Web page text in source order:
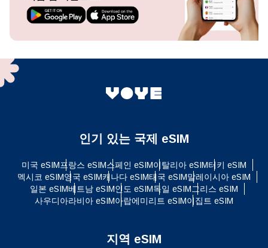
인기 있는 국제 eSIM
미국 eSIM프랑스 eSIM스페인 eSIM이탈리아 eSIM터키 eSIM
멕시코 eSIM영국 eSIM캐나다 eSIM태국 eSIM말레이시아 eSIM
일본 eSIM베트남 eSIM인도 eSIM독일 eSIM그리스 eSIM
사우디아라비아 eSIM아랍에미리트 eSIM이집트 eSIM
지역 eSIM